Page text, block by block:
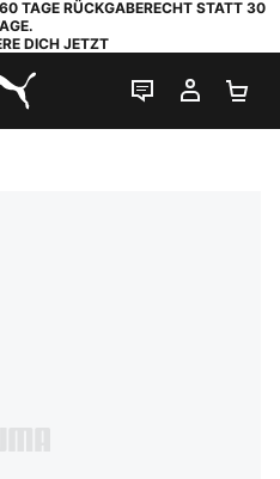
TAGE RÜCKGABERECHT STATT 30
DICH JETZT
LIVE-CHAT
MEIN